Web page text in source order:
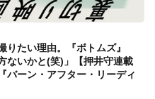
たい理由。『ボトムズ』
ないかと(笑)」【押井守連載
バーン・アフター・リーディ